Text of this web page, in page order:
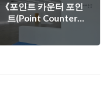
《포인트 카운터 포인
트(Point Counter
Point)》: '공간에의
분포'